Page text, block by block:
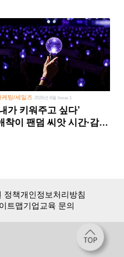
케팅/세일즈 2026년 8월 Issue 1
가 키워주고 싶다’
착이 팬덤 씨앗 시간·감정
정책개인정보처리방침
트맵기업교육 문의